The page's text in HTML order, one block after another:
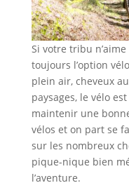
Si votre tribu
toujours l’option
plein air, cheveux
paysages, le vélo
maintenir une
vélos et on part se
sur les nombreux
pique-nique bien
l’aventure.